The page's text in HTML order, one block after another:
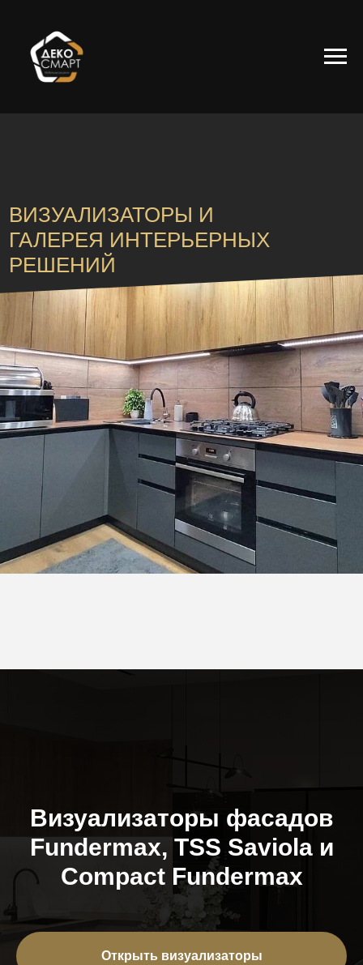
ВИЗУАЛИЗАТОРЫ И
ГАЛЕРЕЯ ИНТЕРЬЕРНЫХ
РЕШЕНИЙ
Визуализаторы фасадов
Fundermax, TSS Saviola и
Compact Fundermax
Открыть визуализаторы